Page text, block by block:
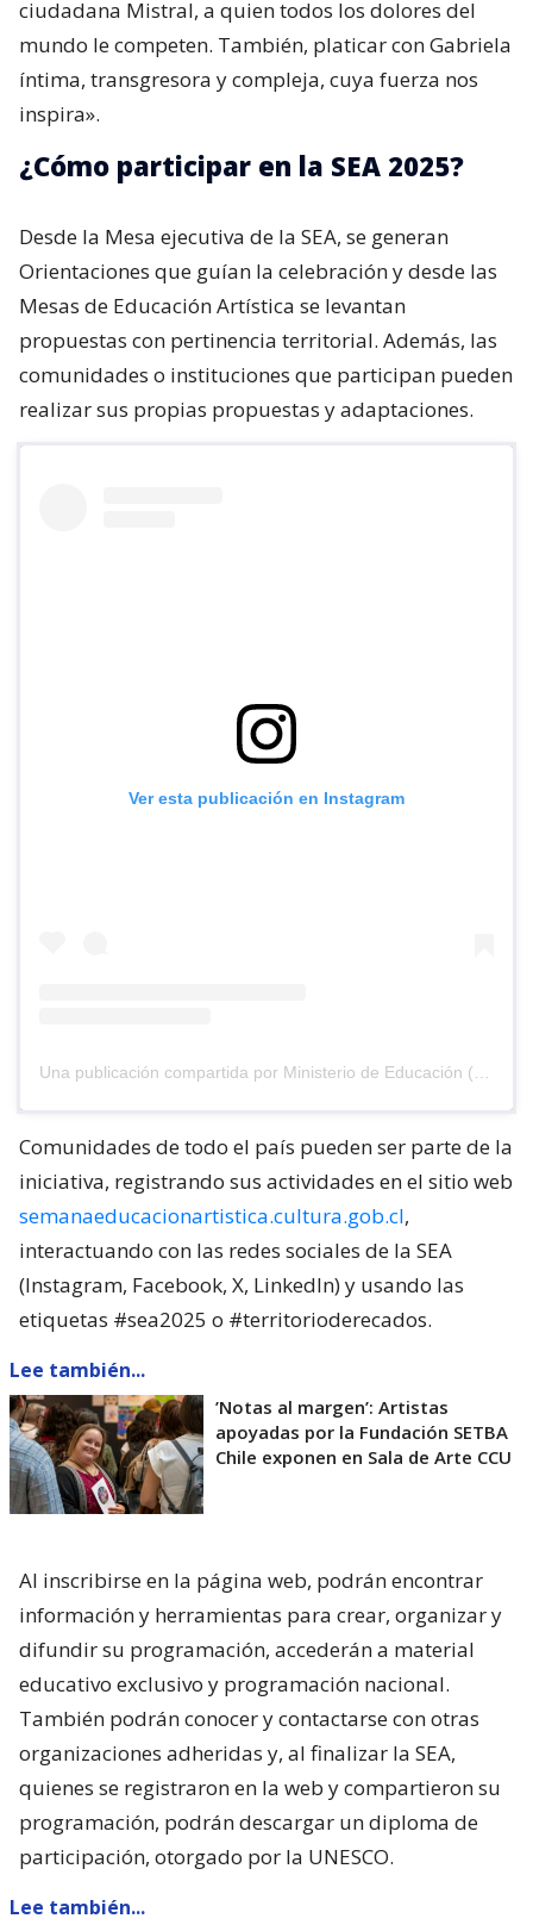
ciudadana Mistral, a quien todos los dolores del
mundo le competen. También, platicar con Gabriela
íntima, transgresora y compleja, cuya fuerza nos
inspira».
¿Cómo participar en la SEA 2025?
Desde la Mesa ejecutiva de la SEA, se generan
Orientaciones que guían la celebración y desde las
Mesas de Educación Artística se levantan
propuestas con pertinencia territorial. Además, las
comunidades o instituciones que participan pueden
realizar sus propias propuestas y adaptaciones.
Ver esta publicación en Instagram
Una publicación compartida por Ministerio de Educación (@mineducchile)
Comunidades de todo el país pueden ser parte de la
iniciativa, registrando sus actividades en el sitio web
semanaeducacionartistica.cultura.gob.cl,
interactuando con las redes sociales de la SEA
(Instagram, Facebook, X, LinkedIn) y usando las
etiquetas #sea2025 o #territorioderecados.
Lee también...
’Notas al margen’: Artistas
apoyadas por la Fundación SETBA
Chile exponen en Sala de Arte CCU
Al inscribirse en la página web, podrán encontrar
información y herramientas para crear, organizar y
difundir su programación, accederán a material
educativo exclusivo y programación nacional.
También podrán conocer y contactarse con otras
organizaciones adheridas y, al finalizar la SEA,
quienes se registraron en la web y compartieron su
programación, podrán descargar un diploma de
participación, otorgado por la UNESCO.
Lee también...